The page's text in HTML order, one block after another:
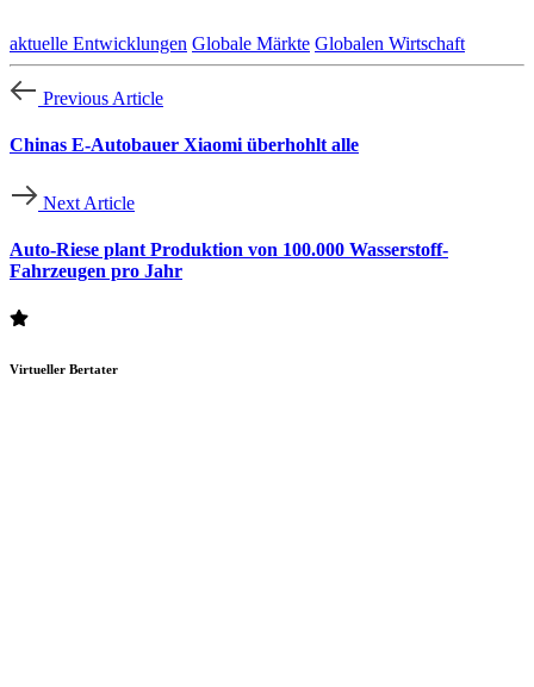
aktuelle Entwicklungen Globale Märkte Globalen Wirtschaft
Previous Article
Chinas E-Autobauer Xiaomi überhohlt alle
Next Article
Auto-Riese plant Produktion von 100.000 Wasserstoff-
Fahrzeugen pro Jahr
Virtueller Bertater